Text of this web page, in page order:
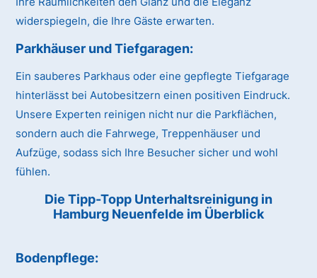
widerspiegeln, die Ihre Gäste erwarten.
Parkhäuser und Tiefgaragen:
Ein sauberes Parkhaus oder eine gepflegte Tiefgarage
hinterlässt bei Autobesitzern einen positiven Eindruck.
Unsere Experten reinigen nicht nur die Parkflächen,
sondern auch die Fahrwege, Treppenhäuser und
Aufzüge, sodass sich Ihre Besucher sicher und wohl
fühlen.
Die Tipp-Topp Unterhaltsreinigung in
Hamburg Neuenfelde im Überblick
Bodenpflege: